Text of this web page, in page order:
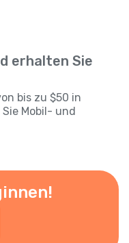
erhalten Sie
bis zu $50 in
Mobil- und